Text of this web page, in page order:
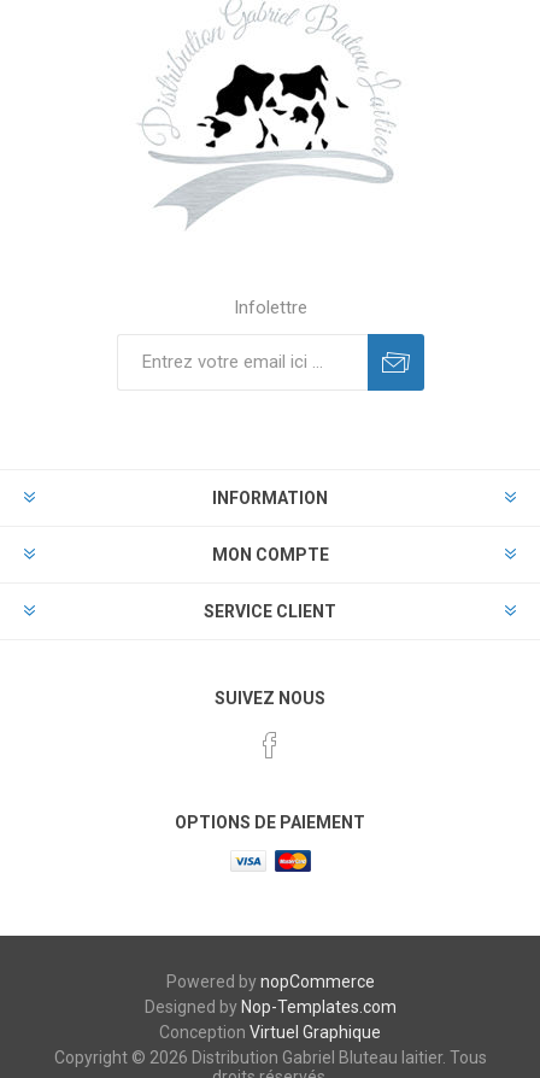
Infolettre
INFORMATION
MON COMPTE
SERVICE CLIENT
SUIVEZ NOUS
OPTIONS DE PAIEMENT
Powered bynopCommerce
Designed by Nop-Templates.com
Conception Virtuel Graphique
Copyright © 2026 Distribution Gabriel Bluteau laitier. Tous